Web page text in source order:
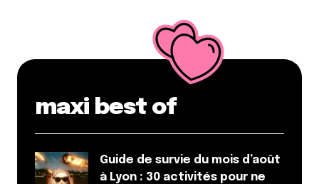
maxi best of
Guide de survie du mois d’août
à Lyon : 30 activités pour ne